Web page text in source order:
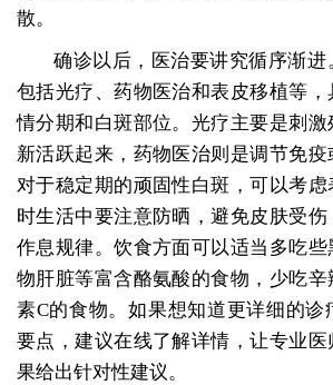
散。
确诊以后，医治要讲究循序渐
包括光疗、药物医治和表皮移植等
情分期和白斑部位。光疗主要是刺
新活跃起来，药物医治则是调节免疫
对于稳定期的顽固性白斑，可以考
时生活中要注意防晒，避免皮肤受伤
作息规律。饮食方面可以适当多吃
物肝脏等富含酪氨酸的食物，少吃辛
素C的食物。如果想知道更详细的诊
要点，建议在线了解详情，让专业
果给出针对性建议。